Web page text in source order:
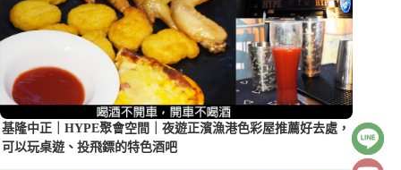
基隆中正｜HYPE聚會空間｜夜遊正濱漁港色彩屋推薦好去處，
可以玩桌遊、投飛鏢的特色酒吧